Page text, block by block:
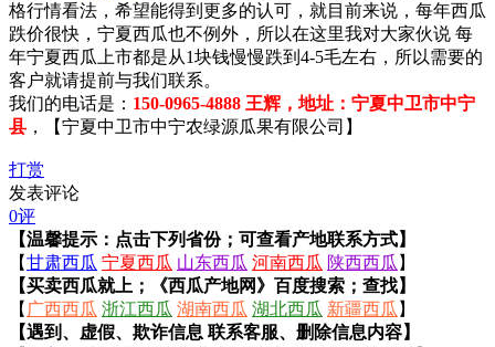
格行情看法，希望能得到更多的认可，就目前来说，每年西瓜
跌价很快，宁夏西瓜也不例外，所以在这里我对大家伙说 每
年宁夏西瓜上市都是从1块钱慢慢跌到4-5毛左右，所以需要的
客户就请提前与我们联系。
我们的电话是： 150-0965-4888 王辉，地址：宁夏中卫市中宁
县 ，【宁夏中卫市中宁农绿源瓜果有限公司】
打赏
发表评论
0评
【温馨提示：点击下列省份；可查看产地联系方式】
【甘肃西瓜 宁夏西瓜 山东西瓜 河南西瓜 陕西西瓜 】
【买卖西瓜就上；《西瓜产地网》百度搜索；查找】
【 广西西瓜 浙江西瓜 湖南西瓜 湖北西瓜 新疆西瓜 】
【遇到、虚假、欺诈信息 联系客服、删除信息内容】